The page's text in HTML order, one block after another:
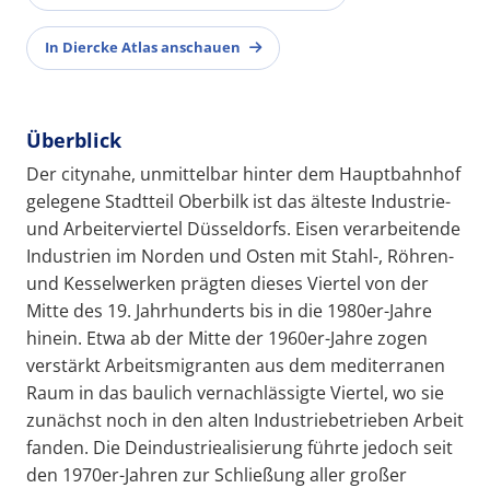
In Diercke Atlas anschauen
Überblick
Der citynahe, unmittelbar hinter dem Hauptbahnhof
gelegene Stadtteil Oberbilk ist das älteste Industrie-
und Arbeiterviertel Düsseldorfs. Eisen verarbeitende
Industrien im Norden und Osten mit Stahl-, Röhren-
und Kesselwerken prägten dieses Viertel von der
Mitte des 19. Jahrhunderts bis in die 1980er-Jahre
hinein. Etwa ab der Mitte der 1960er-Jahre zogen
verstärkt Arbeitsmigranten aus dem mediterranen
Raum in das baulich vernachlässigte Viertel, wo sie
zunächst noch in den alten Industriebetrieben Arbeit
fanden. Die Deindustriealisierung führte jedoch seit
den 1970er-Jahren zur Schließung aller großer